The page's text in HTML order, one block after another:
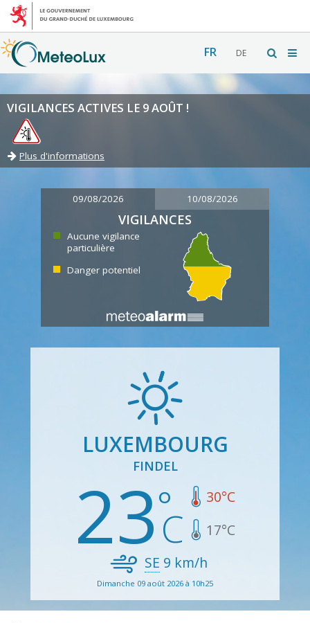
FR DE
VIGILANCES ACTIVES LE 9 AOÛT !
Plus d'informations
09/08/2026 10/08/2026
VIGILANCES
Aucune vigilance
particulière
Danger potentiel
LUXEMBOURG
FINDEL
23 30°C
17°C
SE 9 km/h
Dimanche 09 août 2026 à 10h25